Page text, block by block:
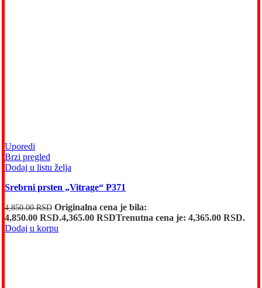
Uporedi
Brzi pregled
Dodaj u listu želja
Srebrni prsten „Vitrage“ P371
4,850.00RSD Originalna cena je bila:
4,850.00 RSD.4,365.00 RSDTrenutna cena je: 4,365.00 RSD.
Dodaj u korpu